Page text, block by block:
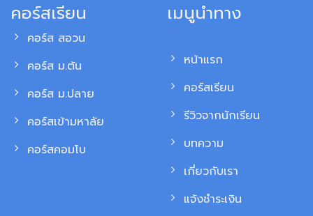
คอร์สเรียน
คอร์ส สอวน
คอร์ส ม.ต้น
คอร์ส ม.ปลาย
คอร์สเข้ามหาลัย
คอร์สคอมโบ
เมนูนำทาง
หน้าแรก
คอร์สเรียน
รีวิวจากนักเรียน
บทความ
เกี่ยวกับเรา
แจ้งชำระเงิน